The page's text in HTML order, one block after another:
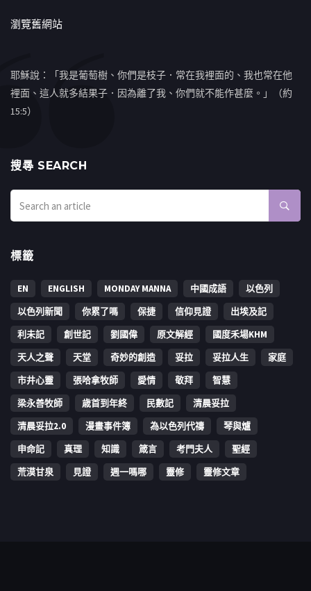
瀏覽舊網站
耶穌說：「我是葡萄樹、你們是枝子．常在我裡面的、我也常在他
裡面、這人就多結果子．因為離了我、你們就不能作甚麼。」（約
15:5）
搜㝷 SEARCH
標籤
EN ENGLISH MONDAY MANNA 中國成語
以色列
以色列新聞
你累了嗎 保捷 信仰見證
出埃及記
利未記
創世記 劉國偉 原文解經
國度禾場KHM
天人之聲
天堂 奇妙的創造 妥拉 妥拉人生
家庭
市井心靈
張哈拿牧師 愛情 敬拜
智慧
梁永善牧師
歳首到年終 民數記
清晨妥拉
清晨妥拉2.0
漫畫事件簿 為以色列代禱
琴與爐
申命記
真理 知識 箴言 考門夫人
聖經
荒漠甘泉
見證 週一嗎哪 靈修 靈修文章